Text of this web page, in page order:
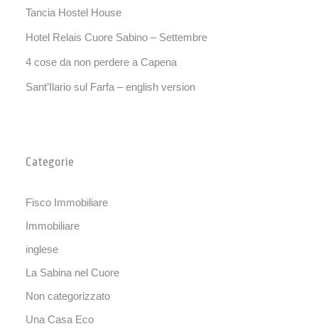
Tancia Hostel House
Hotel Relais Cuore Sabino – Settembre
4 cose da non perdere a Capena
Sant’Ilario sul Farfa – english version
Categorie
Fisco Immobiliare
Immobiliare
inglese
La Sabina nel Cuore
Non categorizzato
Una Casa Eco